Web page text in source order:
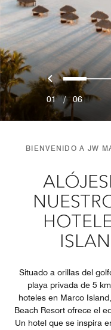
Anterior
0 1
01/ 06
BIENVENIDO A JW
Situado a orillas del
playa privada de 5
hoteles en Marco
Beach Resort ofrece el
Un hotel que se inspira